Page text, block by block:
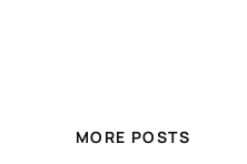
MORE POSTS